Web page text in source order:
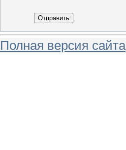
Отправить
Полная версия сайта